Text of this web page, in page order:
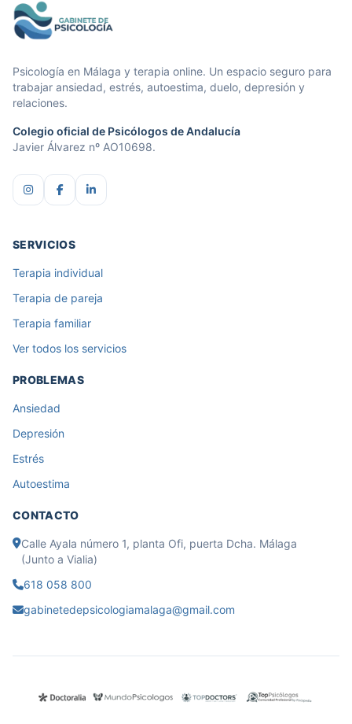
Gabinete de Psicología
Psicología en Málaga y terapia online. Un espacio seguro para
trabajar ansiedad, estrés, autoestima, duelo, depresión y
relaciones.
Colegio oficial de Psicólogos de Andalucía
Javier Álvarez nº AO10698.
SERVICIOS
Terapia individual
Terapia de pareja
Terapia familiar
Ver todos los servicios
PROBLEMAS
Ansiedad
Depresión
Estrés
Autoestima
CONTACTO
Calle Ayala número 1, planta Ofi, puerta Dcha. Málaga
(Junto a Vialia)
618 058 800
gabinetedepsicologiamalaga@gmail.com